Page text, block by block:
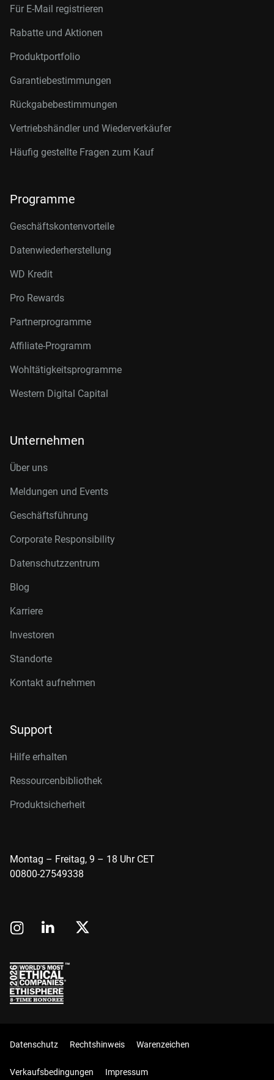
Für E-Mail registrieren
Rabatte und Aktionen
Produktportfolio
Garantiebestimmungen
Rückgabebestimmungen
Vertriebshändler und Wiederverkäufer
Häufig gestellte Fragen zum Kauf
Programme
Geschäftskontenvorteile
Datenwiederherstellung
WD Kredit
Pro Rewards
Partnerprogramme
Affiliate-Programm
Wohltätigkeitsprogramme
Western Digital Capital
Unternehmen
Über uns
Meldungen und Events
Geschäftsführung
Corporate Responsibility
Datenschutzzentrum
Blog
Karriere
Investoren
Standorte
Kontakt aufnehmen
Support
Hilfe erhalten
Ressourcenbibliothek
Produktsicherheit
Montag – Freitag, 9 – 18 Uhr CET
00800-27549338
Datenschutz Rechtshinweis Warenzeichen
Verkaufsbedingungen Impressum